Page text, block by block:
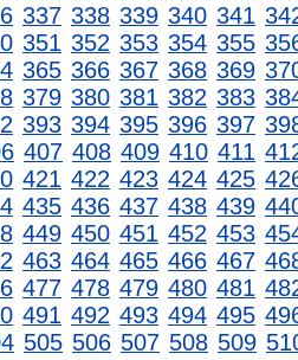
337 338 339 340 341
351 352 353 354 355
365 366 367 368 369
379 380 381 382 383
393 394 395 396 397
407 408 409 410 411
421 422 423 424 425
435 436 437 438 439
449 450 451 452 453
463 464 465 466 467
477 478 479 480 481
491 492 493 494 495
505 506 507 508 509